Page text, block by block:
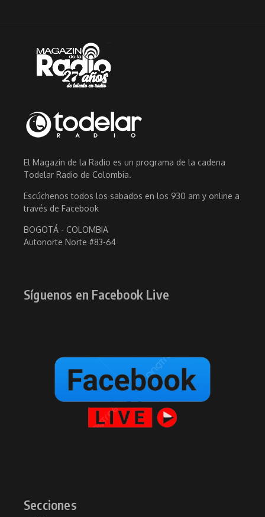
El Magazin de la Radio es un programa de la cadena
Todelar Radio de Colombia.
Escúchenos todos los sabados en los 930 am y online a
través de Facebook
BOGOTÁ - COLOMBIA
Autonorte Norte #83-64
Síguenos en Facebook Live
Secciones